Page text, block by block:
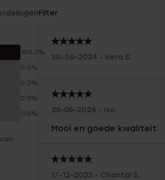
100.0%
0.0%
0.0%
0.0%
0.0%
van
Filter
30-06-2024 - Vera S.
28-05-2024 - Iso
Mooi en goede kwaliteit
17-12-2023 - Chantal S.